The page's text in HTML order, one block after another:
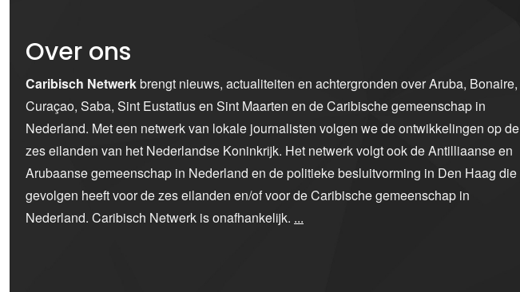
Over ons
Caribisch Netwerkbrengt nieuws, actualiteiten en achtergronden over Aruba, Bonaire,
Curaçao, Saba, Sint Eustatius en Sint Maarten en de Caribische gemeenschap in
Nederland. Met een netwerk van lokale journalisten volgen we de ontwikkelingen op de
zes eilanden van het Nederlandse Koninkrijk. Het netwerk volgt ook de Antilliaanse en
Arubaanse gemeenschap in Nederland en de politieke besluitvorming in Den Haag die
gevolgen heeft voor de zes eilanden en/of voor de Caribische gemeenschap in
Nederland. Caribisch Netwerk is onafhankelijk. ...